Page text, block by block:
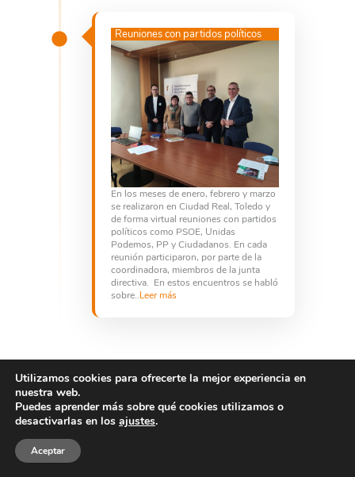
Reuniones con partidos políticos
En los meses de enero, febrero y marzo
se realizaron en Ciudad Real, Toledo y
de forma virtual reuniones con partidos
políticos como PSOE, Unidas
Podemos, PP y Ciudadanos. En cada
reunión participaron, por parte de la
coordinadora, miembros de la junta
directiva. En estos encuentros se habló
sobre..Leer más
#NOSVAELFUTUROENELLO
Utilizamos cookies para ofrecerte la mejor experiencia en
nuestra web.
Puedes aprender más sobre qué cookies utilizamos o
desactivarlas en los ajustes.
Aceptar